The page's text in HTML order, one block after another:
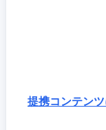
提携コンテン